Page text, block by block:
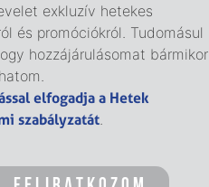
exkluzív hetekes
és promóciókról. Tudomásul
hozzájárulásomat bármikor
elfogadja a Hetek
szabályzatát.